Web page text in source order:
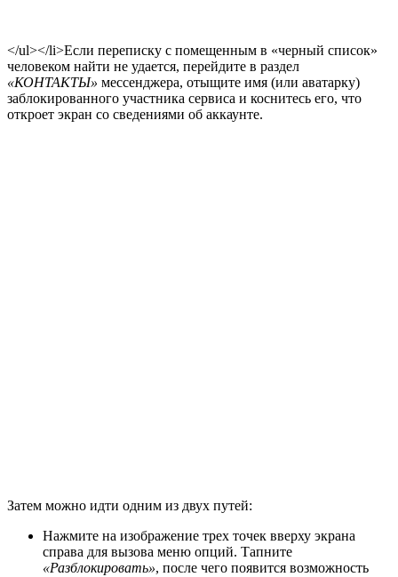
</ul></li>Если переписку с помещенным в «черный список»
человеком найти не удается, перейдите в раздел
«КОНТАКТЫ» мессенджера, отыщите имя (или аватарку)
заблокированного участника сервиса и коснитесь его, что
откроет экран со сведениями об аккаунте.
Затем можно идти одним из двух путей:
Нажмите на изображение трех точек вверху экрана
справа для вызова меню опций. Тапните
«Разблокировать», после чего появится возможность